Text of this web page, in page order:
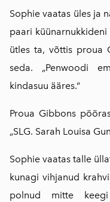
Sophie vaatas üles ja
paari küünarnukkideni
ütles ta, võttis proua
seda. „Penwoodi
kindasuu ääres.“
Proua Gibbons
„SLG. Sarah Louisa
Sophie vaatas talle
kunagi vihjanud
polnud mitte